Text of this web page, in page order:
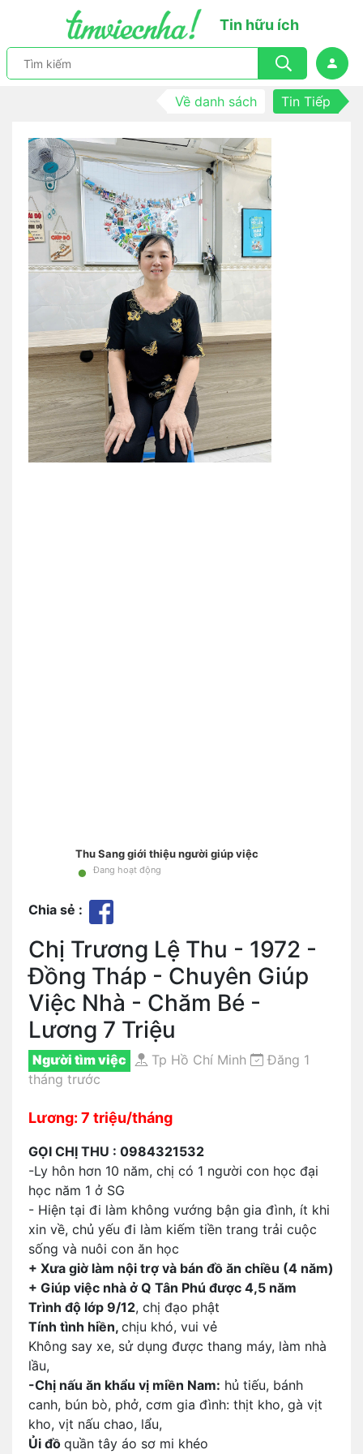
Tin hữu ích
Về danh sách Tin Tiếp
Thu Sang giới thiệu người giúp việc
• Đang hoạt động
Chia sẻ :
Chị Trương Lệ Thu - 1972 -
Đồng Tháp - Chuyên Giúp
Việc Nhà - Chăm Bé -
Lương 7 Triệu
Người tìm việc Tp Hồ Chí Minh
Đăng 1
tháng trước
Lương: 7 triệu/tháng
GỌI CHỊ THU : 0984321532
-Ly hôn hơn 10 năm, chị có 1 người con học đại
học năm 1 ở SG
- Hiện tại đi làm không vướng bận gia đình, ít khi
xin về, chủ yếu đi làm kiếm tiền trang trải cuộc
sống và nuôi con ăn học
+ Xưa giờ làm nội trợ và bán đồ ăn chiều (4 năm)
+ Giúp việc nhà ở Q Tân Phú được 4,5 năm
Trình độ lớp 9/12, chị đạo phật
Tính tình hiền, chịu khó, vui vẻ
Không say xe, sử dụng được thang máy, làm nhà
lầu,
-Chị nấu ăn khẩu vị miền Nam: hủ tiếu, bánh
canh, bún bò, phở, cơm gia đình: thịt kho, gà vịt
kho, vịt nấu chao, lẩu,
Ủi đồ quần tây áo sơ mi khéo